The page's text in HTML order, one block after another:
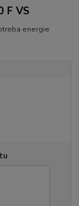
F VS
energie